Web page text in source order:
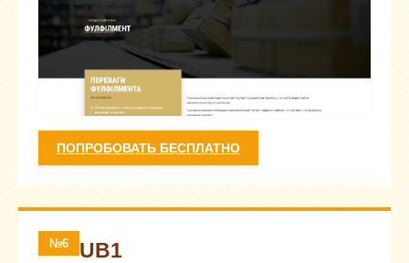
ПОПРОБОВАТЬ БЕСПЛАТНО
№6 UB1